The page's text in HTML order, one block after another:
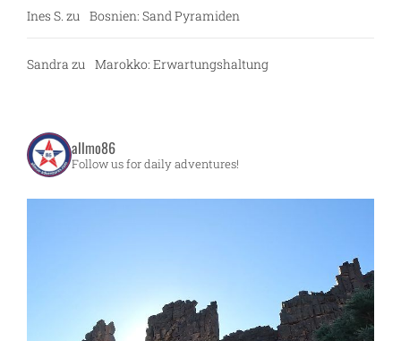
Ines S. zu Bosnien: Sand Pyramiden
Sandra zu Marokko: Erwartungshaltung
allmo86
Follow us for daily adventures!